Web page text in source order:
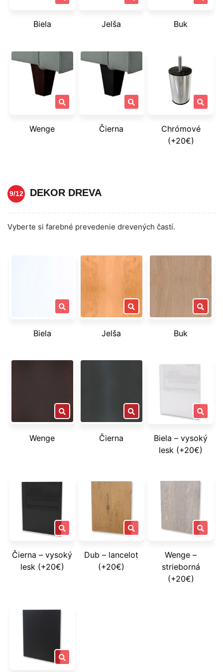
Biela Jelša Buk
Wenge Čierna
Chrómové
(+20€)
9/12 DEKOR DREVA
Vyberte si farebné prevedenie drevených častí.
Biela Jelša Buk
Wenge Čierna
Biela – vysoký
lesk (+20€)
Čierna – vysoký
lesk (+20€)
Dub – lancelot
(+20€)
Wenge –
strieborná
(+20€)